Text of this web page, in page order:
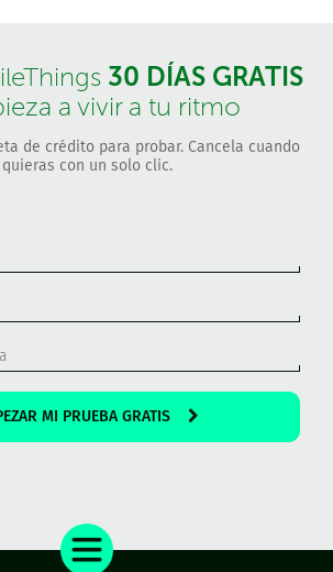
30 DÍAS GRATIS
a vivir a tu ritmo
de crédito para probar. Cancela cuando
quieras con un solo clic.